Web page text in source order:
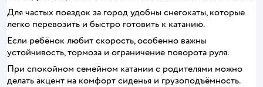
Для частых поездок за город удобны снегокаты, которые
легко перевозить и быстро готовить к катанию.
Если ребёнок любит скорость, особенно важны
устойчивость, тормоза и ограничение поворота руля.
При спокойном семейном катании с родителями можно
делать акцент на комфорт сиденья и грузоподъёмность.